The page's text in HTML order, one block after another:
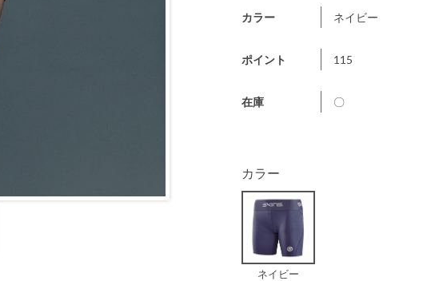
カラー ネイビー
ポイント 115
在庫 〇
カラー
ネイビー